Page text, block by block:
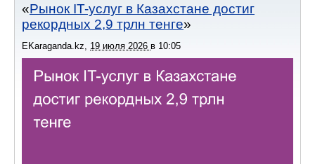
Рынок IT-услуг в Казахстане достиг
рекордных 2,9 трлн тенге
EKaraganda.kz 19 июля 2026 в 10:05